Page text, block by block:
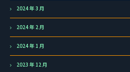
2024 年 3 月
2024 年 2 月
2024 年 1 月
2023 年 12 月